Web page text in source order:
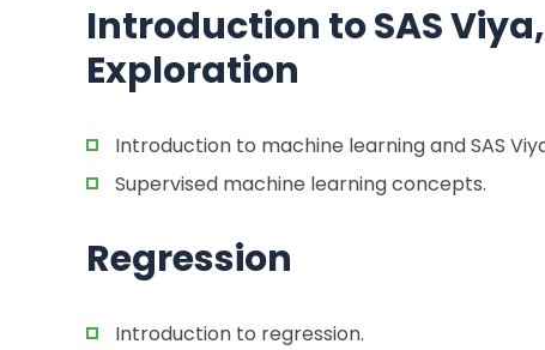
Introduction to SAS
Exploration
Introduction to machine learning and SAS
Supervised machine learning concepts.
Regression
Introduction to regression.